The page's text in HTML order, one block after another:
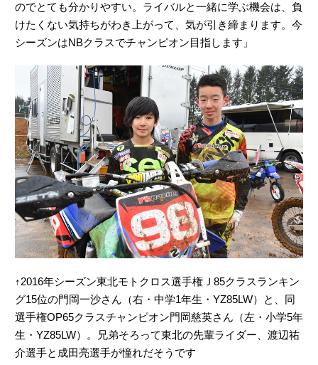
のでとても分かりやすい。ライバルと一緒に学ぶ機会は、負
けたくない気持ちがわき上がって、気が引き締まります。今
シーズンはNBクラスでチャンピオン目指します」
↑2016年シーズン東北モトクロス選手権Ｊ85クラスランキン
グ15位の門岡一沙さん（右・中学1年生・YZ85LW）と、同
選手権OP65クラスチャンピオン門岡慈英さん（左・小学5年
生・YZ85LW）。兄弟そろって東北の先輩ライダー、渡辺祐
介選手と成田亮選手が憧れだそうです